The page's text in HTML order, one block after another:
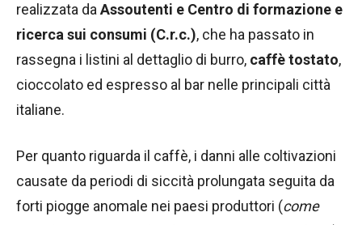
realizzata daAssoutenti e Centro di formazione e
ricerca sui consumi (C.r.c.), che ha passato in
rassegna i listini al dettaglio di burro, caffè tostato,
cioccolato ed espresso al bar nelle principali città
italiane.
Per quanto riguarda il caffè, i danni alle coltivazioni
causate da periodi di siccità prolungata seguita da
forti piogge anomale nei paesi produttori (come